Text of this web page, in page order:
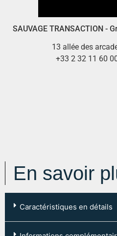
SAUVAGE TRANSACTION -
13 allée des
+33 2 32 11 60
En savoir
Caractéristiques en détails